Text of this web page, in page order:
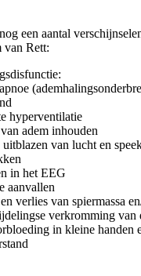
een aantal
van Rett:
hyperventilatie
adem inhouden
van lucht en
in het EEG
aanvallen
verlies van spiermassa
verkromming
in kleine handen